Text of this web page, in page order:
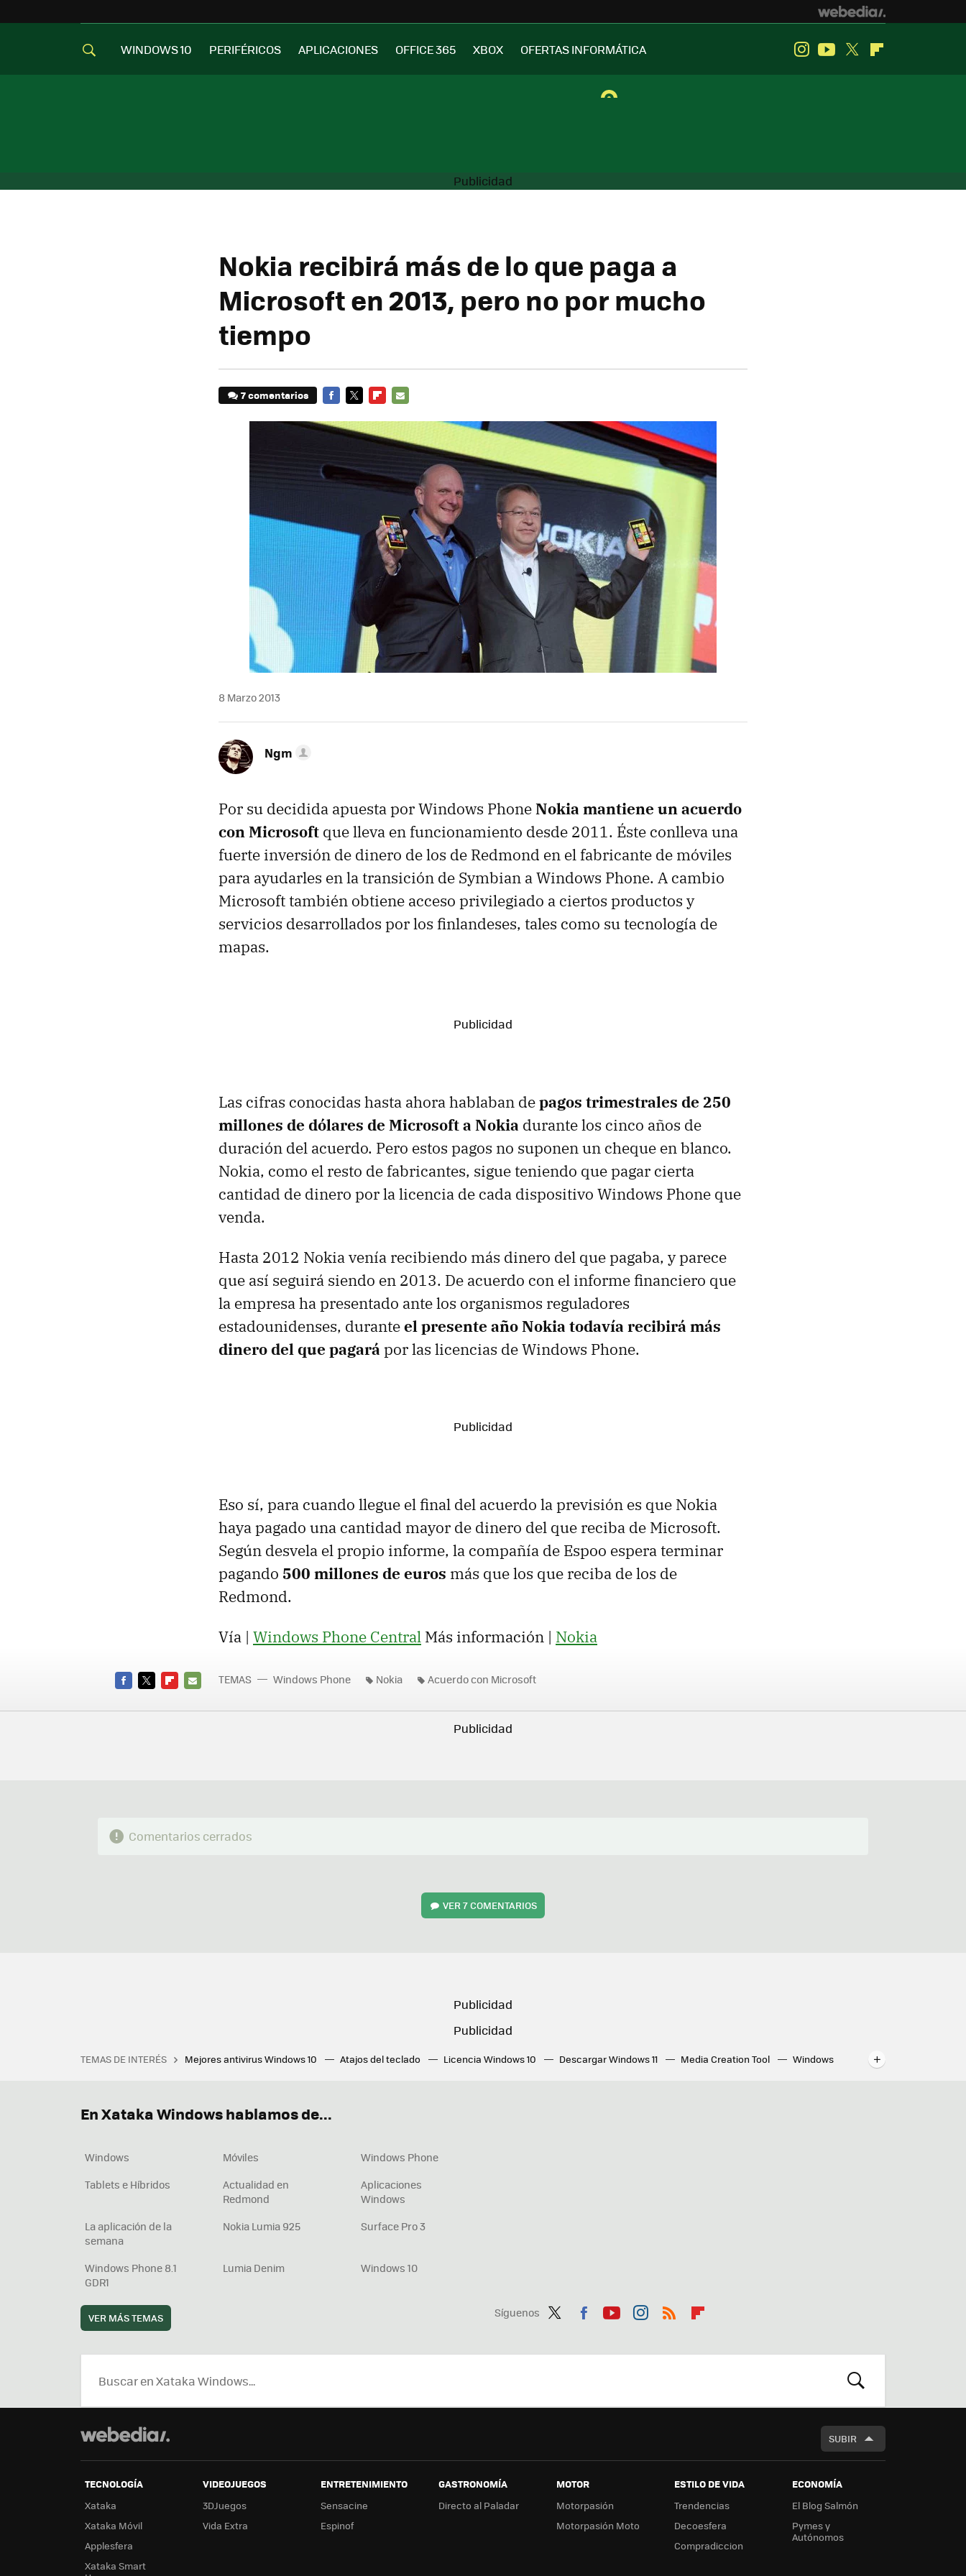
WINDOWS 10 PERIFÉRICOS APLICACIONES OFFICE 365 XBOX OFERTAS INFORMÁTICA InstagramYoutube
Twitter
Nokia recibirá más de lo que paga a
Microsoft en 2013, pero no por mucho
tiempo
7 comentarios
8 Marzo 2013
Ngm
Por su decidida apuesta por Windows PhoneNokia mantiene un acuerdo
con Microsoft que lleva en funcionamiento desde 2011. Éste conlleva una
fuerte inversión de dinero de los de Redmond en el fabricante de móviles
para ayudarles en la transición de Symbian a Windows Phone. A cambio
Microsoft también obtiene acceso privilegiado a ciertos productos y
servicios desarrollados por los finlandeses, tales como su tecnología de
mapas.
Las cifras conocidas hasta ahora hablaban depagos trimestrales de 250
millones de dólares de Microsoft a Nokia durante los cinco años de
duración del acuerdo. Pero estos pagos no suponen un cheque en blanco.
Nokia, como el resto de fabricantes, sigue teniendo que pagar cierta
cantidad de dinero por la licencia de cada dispositivo Windows Phone que
venda.
Hasta 2012 Nokia venía recibiendo más dinero del que pagaba, y parece
que así seguirá siendo en 2013. De acuerdo con el informe financiero que
la empresa ha presentado ante los organismos reguladores
estadounidenses, duranteel presente año Nokia todavía recibirá más
dinero del que pagará por las licencias de Windows Phone.
Eso sí, para cuando llegue el final del acuerdo la previsión es que Nokia
haya pagado una cantidad mayor de dinero del que reciba de Microsoft.
Según desvela el propio informe, la compañía de Espoo espera terminar
pagando 500 millones de euros más que los que reciba de los de
Redmond.
Vía | Windows Phone Central Más información | Nokia
MAIL
TEMAS Windows Phone Nokia Acuerdo con Microsoft
Comentarios cerrados
VER7 COMENTARIOS
TEMAS DE INTERÉS Mejores antivirus Windows 10 Atajos del teclado Licencia Windows 10 Descargar Windows 11 Media Creation Tool
Windows
Síguenos
ter
ebo tub agr
boa
En Xataka Windows hablamos de...
Windows Móviles
Windows Phone
Tablets e Híbridos
Actualidad en
Redmond
Aplicaciones
Windows
La aplicación de la
semana
Nokia Lumia 925 Surface Pro 3
Windows Phone 8.1
GDR1
Lumia Denim Windows 10
VER MÁS TEMAS
BUSCAR
SUBIR
TECNOLOGÍA
Xataka
Xataka Móvil
Applesfera
Xataka Smart
VIDEOJUEGOS
3DJuegos
Vida Extra
ENTRETENIMIENTO
Sensacine
Espinof
GASTRONOMÍA
Directo al Paladar
MOTOR
Motorpasión
Motorpasión Moto
ESTILO DE VIDA
Trendencias
Decoesfera
Compradiccion
ECONOMÍA
El Blog Salmón
Pymes y
Autónomos